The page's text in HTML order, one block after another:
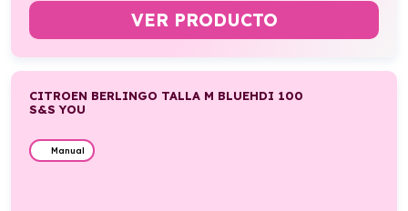
VER PRODUCTO
CITROEN BERLINGO TALLA M BLUEHDI 100
S&S YOU
Manual